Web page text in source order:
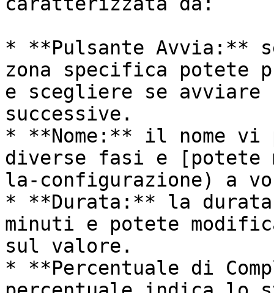
* **Pulsante Avvia:**
zona specifica potete
e scegliere se avviare
successive.
* **Nome:** il nome
diverse fasi e [potete
la-configurazione) a
* **Durata:** la
minuti e potete
sul valore.
* **Percentuale di